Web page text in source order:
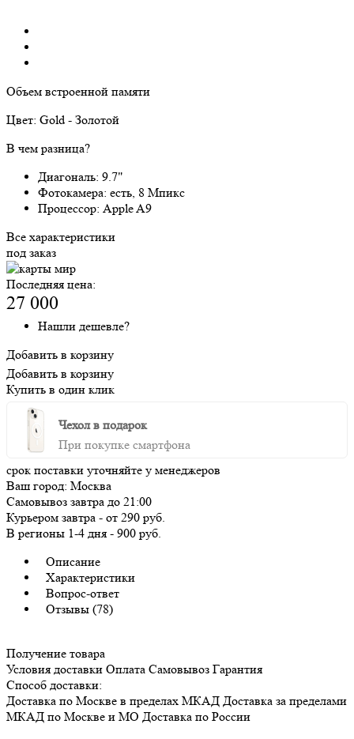
Объем встроенной памяти
Цвет: Gold - Золотой
В чем разница?
Диагональ: 9.7"
Фотокамера: есть, 8 Мпикс
Процессор: Apple A9
Все характеристики
под заказ
Последняя цена:
27 000
Нашли дешевле?
Добавить в корзину
Добавить в корзину
Купить в один клик
Чехол в подарок
При покупке смартфона
срок поставки уточняйте у менеджеров
Ваш город: Москва
Самовывоз завтра до 21:00
Курьером завтра - от 290 руб.
В регионы 1-4 дня - 900 руб.
Описание
Характеристики
Вопрос-ответ
Отзывы (78)
Получение товара
Условия доставки Оплата Самовывоз Гарантия
Способ доставки:
Доставка по Москве в пределах МКАД Доставка за пределами
МКАД по Москве и МО Доставка по России